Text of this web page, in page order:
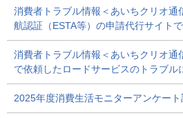
消費者トラブル情報＜あいちクリオ通
航認証（ESTA等）の申請代行サイト
消費者トラブル情報＜あいちクリオ通
で依頼したロードサービスのトラブル
2025年度消費生活モニターアンケー